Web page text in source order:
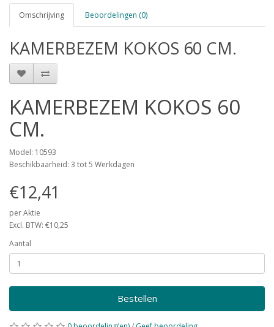
Omschrijving Beoordelingen (0)
KAMERBEZEM KOKOS 60 CM.
KAMERBEZEM KOKOS 60
CM.
Model: 10593
Beschikbaarheid: 3 tot 5 Werkdagen
€12,41
per Aktie
Excl. BTW: €10,25
Aantal
Bestellen